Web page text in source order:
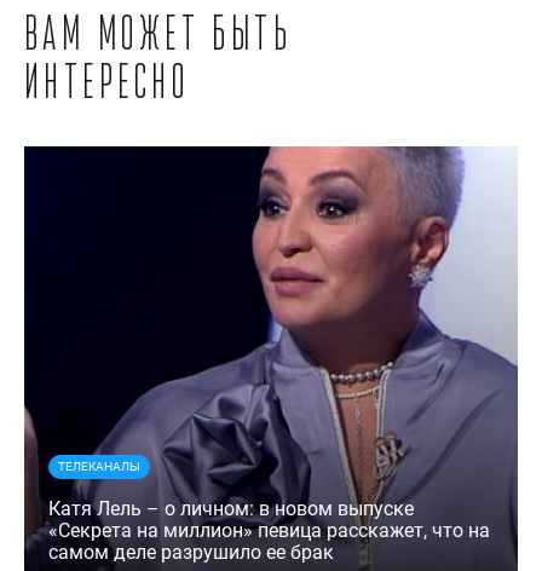
Вам может быть
интересно
ТЕЛЕКАНАЛЫ
Катя Лель – о личном: в новом выпуске
«Секрета на миллион» певица расскажет, что на
самом деле разрушило ее брак